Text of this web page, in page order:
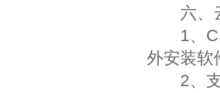
六、
1、CS
外安装软
2、支